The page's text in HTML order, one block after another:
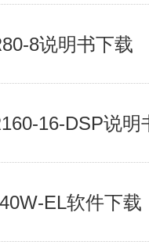
8说明书下载
16-DSP说明
EL软件下载